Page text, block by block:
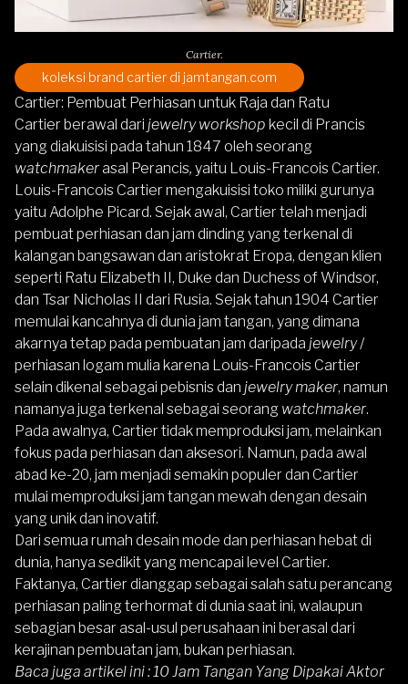
Cartier.
koleksi brand cartier di jamtangan.com
Cartier: Pembuat Perhiasan untuk Raja dan Ratu
Cartier berawal dari jewelry workshop kecil di Prancis
yang diakuisisi pada tahun 1847 oleh seorang
watchmakerasal Perancis, yaitu Louis-Francois Cartier.
Louis-Francois Cartier mengakuisisi toko miliki gurunya
yaitu Adolphe Picard. Sejak awal, Cartier telah menjadi
pembuat perhiasan dan jam dinding yang terkenal di
kalangan bangsawan dan aristokrat Eropa, dengan klien
seperti Ratu Elizabeth II, Duke dan Duchess of Windsor,
dan Tsar Nicholas II dari Rusia. Sejak tahun 1904 Cartier
memulai kancahnya di dunia jam tangan, yang dimana
akarnya tetap pada pembuatan jam daripada jewelry/
perhiasan logam mulia karena Louis-Francois Cartier
selain dikenal sebagai pebisnis dan jewelry maker, namun
namanya juga terkenal sebagai seorang watchmaker.
Pada awalnya, Cartier tidak memproduksi jam, melainkan
fokus pada perhiasan dan aksesori. Namun, pada awal
abad ke-20, jam menjadi semakin populer dan Cartier
mulai memproduksi jam tangan mewah dengan desain
yang unik dan inovatif.
Dari semua rumah desain mode dan perhiasan hebat di
dunia, hanya sedikit yang mencapai level Cartier.
Faktanya, Cartier dianggap sebagai salah satu perancang
perhiasan paling terhormat di dunia saat ini, walaupun
sebagian besar asal-usul perusahaan ini berasal dari
kerajinan pembuatan jam, bukan perhiasan.
Baca juga artikel ini :10 Jam Tangan Yang Dipakai Aktor